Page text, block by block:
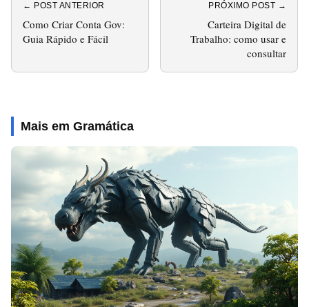
← POST ANTERIOR
Como Criar Conta Gov:
Guia Rápido e Fácil
PRÓXIMO POST →
Carteira Digital de
Trabalho: como usar e
consultar
Mais em Gramática